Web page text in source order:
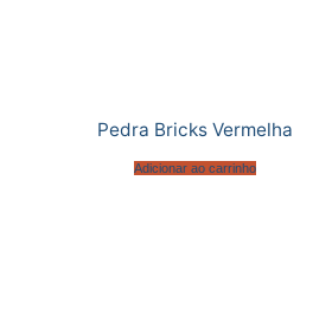
Pedra Bricks Vermelha
Adicionar ao carrinho